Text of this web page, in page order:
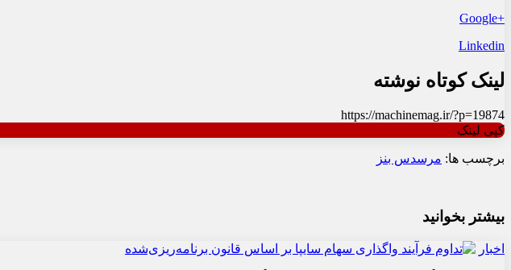
+Google
Linkedin
لینک کوتاه نوشته
https://machinemag.ir/?p=19874
کپی لینک
برچسب ها: مرسدس بنز
بیشتر بخوانید
اخبار